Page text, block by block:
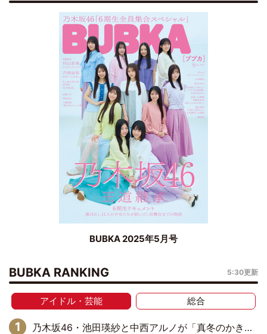
BUBKA 2025年5月号
BUBKA RANKING 5:30更新
アイドル・芸能 総合
乃木坂46・池田瑛紗と中西アルノが「真冬のかき氷」騒動で火花散らす！ 因縁の裏にあるのは、逆境をともに“凌”ぐ似た者同士の絆